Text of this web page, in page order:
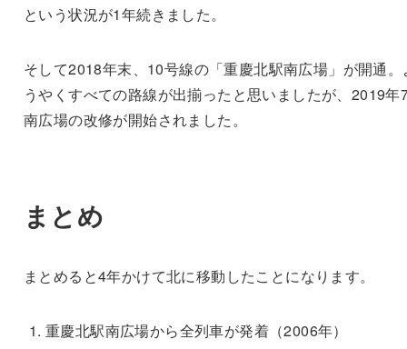
という状況が1年続きました。
そして2018年末、10号線の「重慶北駅南広場」が開通。
うやくすべての路線が出揃ったと思いましたが、2019年
南広場の改修が開始されました。
まとめ
まとめると4年かけて北に移動したことになります。
重慶北駅南広場から全列車が発着（2006年）